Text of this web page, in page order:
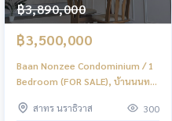
฿3,890,000
฿3,500,000
Baan Nonzee Condominium / 1
Bedroom (FOR SALE), บ้านนนทรี
JSMN152
สาทร นราธิวาส 300